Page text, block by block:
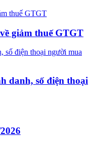
giảm thuế GTGT
danh, số điện thoại